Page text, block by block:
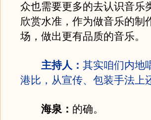
众也需要更多的去认识音乐
欣赏水准，作为做音乐的制
场，做出更有品质的音乐。
主持人： 其实咱们内地
港比，从宣传、包装手法上
海泉： 的确。